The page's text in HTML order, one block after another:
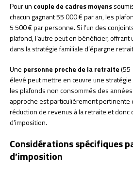
Pour un couple de cadres moyens
chacun gagnant 55 000 € par an, les
5 500 € par personne. Si l’un des
plafond, l’autre peut en bénéficier,
dans la stratégie familiale d’épargne
Une personne proche de la retraite
élevé peut mettre en œuvre une
les plafonds non consommés des
approche est particulièrement pertinente
réduction de revenus à la retraite et donc
d’imposition.
Considérations spécifiques
d’imposition